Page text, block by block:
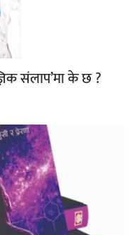
संलाप’मा के छ ?